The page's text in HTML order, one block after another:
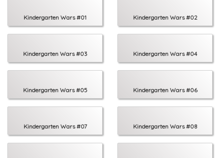
Kindergarten Wars #01 Kindergarten Wars #02
Kindergarten Wars #03 Kindergarten Wars #04
Kindergarten Wars #05 Kindergarten Wars #06
Kindergarten Wars #07 Kindergarten Wars #08